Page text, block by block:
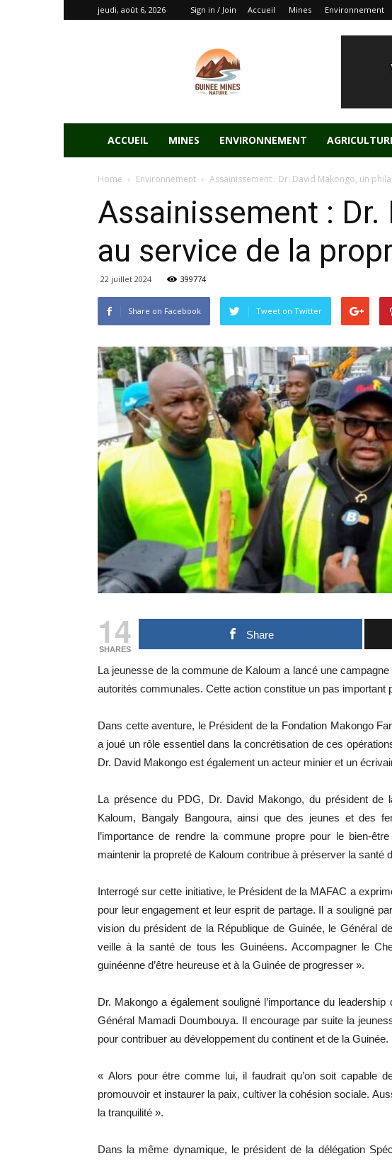
jeudi, août 6, 2026 Sign in / Join Accueil Mines Environnement
ACCUEIL MINES ENVIRONNEMENT
Home Environnement Assainissement : Dr. David Makongo, un
Assainissement :
au service de la
22 juillet 2024 399774
Share on Facebook Tweet on Twitter
14
SHARES
Share
La jeunesse de la commune de Kaloum a lancé une
autorités communales. Cette action constitue un pas important
Dans cette aventure, le Président de la Fondation Makongo
a joué un rôle essentiel dans la concrétisation de ces
Dr. David Makongo est également un acteur minier et un
La présence du PDG, Dr. David Makongo, du président de
Kaloum, Bangaly Bangoura, ainsi que des jeunes et des
l’importance de rendre la commune propre pour le bien-
maintenir la propreté de Kaloum contribue à préserver la santé
Interrogé sur cette initiative, le Président de la MAFAC a
pour leur engagement et leur esprit de partage. Il a souligné
vision du président de la République de Guinée, le Général
veille à la santé de tous les Guinéens. Accompagner le
guinéenne d’être heureuse et à la Guinée de progresser ».
Dr. Makongo a également souligné l’importance du
Général Mamadi Doumbouya. Il encourage par suite la
pour contribuer au développement du continent et de la Guinée.
« Alors pour étre comme lui, il faudrait qu’on soit capable
promouvoir et instaurer la paix, cultiver la cohésion sociale.
la tranquilité ».
Dans la même dynamique, le président de la délégation